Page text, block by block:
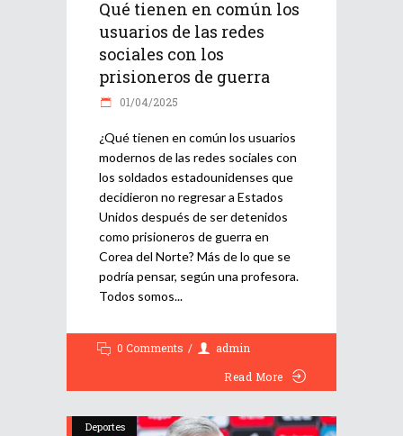
Qué tienen en común los
usuarios de las redes
sociales con los
prisioneros de guerra
01/04/2025
¿Qué tienen en común los usuarios
modernos de las redes sociales con
los soldados estadounidenses que
decidieron no regresar a Estados
Unidos después de ser detenidos
como prisioneros de guerra en
Corea del Norte? Más de lo que se
podría pensar, según una profesora.
Todos somos
0 Comments
admin
Read More
Deportes